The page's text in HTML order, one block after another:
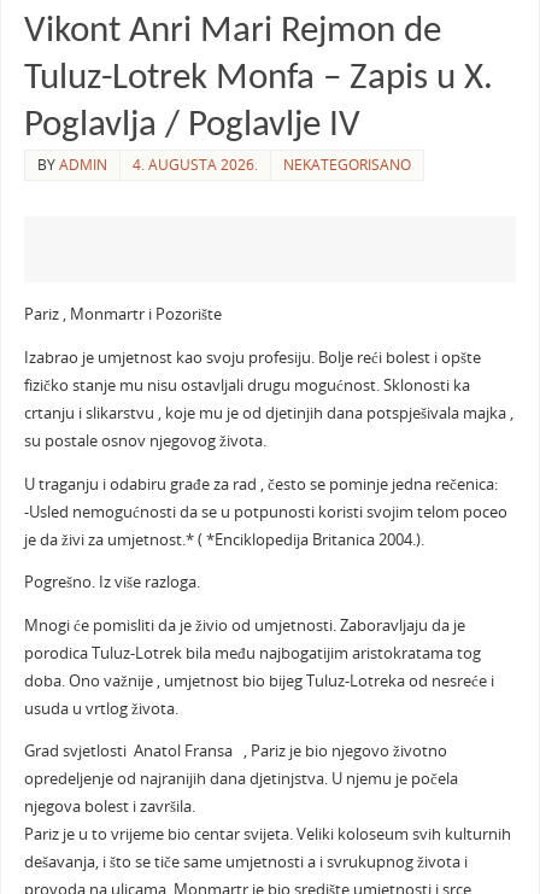
Vikont Anri Mari Rejmon de
Tuluz-Lotrek Monfa – Zapis u X.
Poglavlja / Poglavlje IV
BYADMIN 4. AUGUSTA 2026. NEKATEGORISANO
Pariz , Monmartr i Pozorište
Izabrao je umjetnost kao svoju profesiju. Bolje reći bolest i opšte
fizičko stanje mu nisu ostavljali drugu mogućnost. Sklonosti ka
crtanju i slikarstvu , koje mu je od djetinjih dana potspješivala majka ,
su postale osnov njegovog života.
U traganju i odabiru građe za rad , često se pominje jedna rečenica:
-Usled nemogućnosti da se u potpunosti koristi svojim telom poceo
je da živi za umjetnost.* ( *Enciklopedija Britanica 2004.).
Pogrešno. Iz više razloga.
Mnogi će pomisliti da je živio od umjetnosti. Zaboravljaju da je
porodica Tuluz-Lotrek bila među najbogatijim aristokratama tog
doba. Ono važnije , umjetnost bio bijeg Tuluz-Lotreka od nesreće i
usuda u vrtlog života.
Grad svjetlosti Anatol Fransa , Pariz je bio njegovo životno
opredeljenje od najranijih dana djetinjstva. U njemu je počela
njegova bolest i završila.
Pariz je u to vrijeme bio centar svijeta. Veliki koloseum svih kulturnih
dešavanja, i što se tiče same umjetnosti a i svrukupnog života i